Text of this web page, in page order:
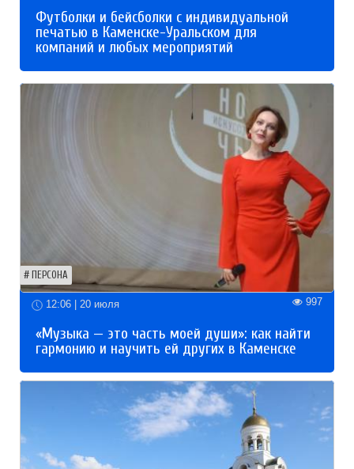
Футболки и бейсболки с индивидуальной
печатью в Каменске-Уральском для
компаний и любых мероприятий
ПЕРСОНА
12:06 | 20 июля 997
«Музыка — это часть моей души»: как найти
гармонию и научить ей других в Каменске